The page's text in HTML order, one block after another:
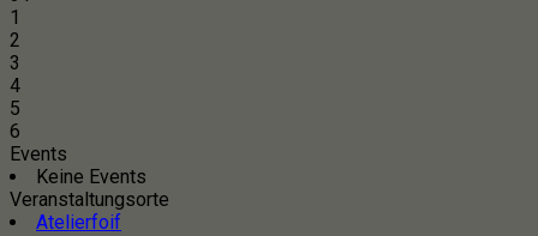
1
2
3
4
5
6
Events
Keine Events
Veranstaltungsorte
Atelierfoif